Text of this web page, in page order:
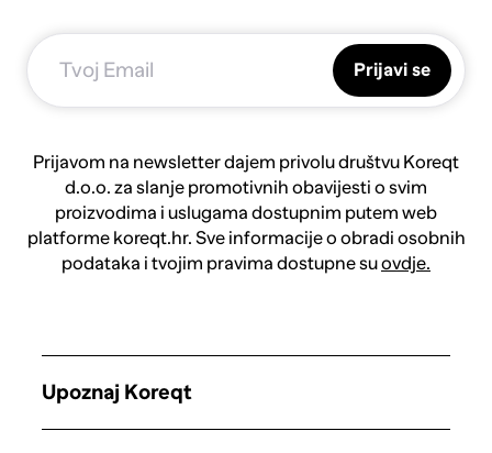
Prijavi se
Prijavom na newsletter dajem privolu društvu Koreqt
d.o.o. za slanje promotivnih obavijesti o svim
proizvodima i uslugama dostupnim putem web
platforme koreqt.hr. Sve informacije o obradi osobnih
podataka i tvojim pravima dostupne suovdje.
Upoznaj Koreqt